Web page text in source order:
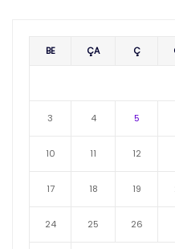
BE ÇA Ç
3 4 5
10 11 12
17 18 19
24 25 26